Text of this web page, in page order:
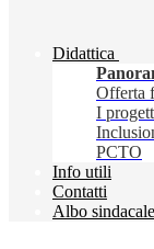
Didattica
Offerta
I
PCTO
Info utili
Contatti
Albo sindacale